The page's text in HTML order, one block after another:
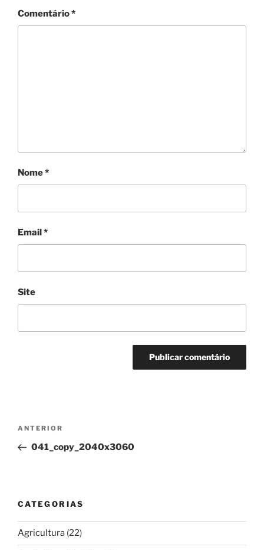
Comentário*
Nome*
Email*
Site
Navegação
artigos
Conteúdo
anterior
ANTERIOR
041_copy_2040x3060
CATEGORIAS
Agricultura (22)